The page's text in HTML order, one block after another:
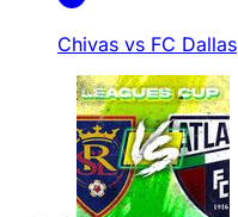
Chivas vs FC Dallas